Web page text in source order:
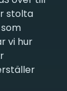
stolta
vi hur